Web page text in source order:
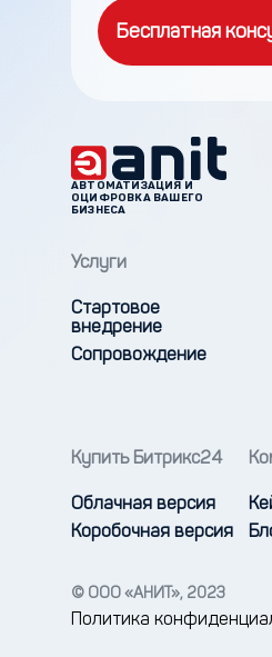
Бесплатная
АВТОМАТИЗАЦИЯ И
ОЦИФРОВКА ВАШЕГО
БИЗНЕСА
Услуги
Стартовое
внедрение
Сопровождение
Купить Битрикс24
Облачная версия
Коробочная версия
© ООО «АНИТ», 2023
Политика